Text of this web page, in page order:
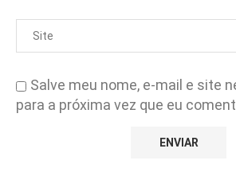
Salve meu nome, e-mail e site
para a próxima vez que eu